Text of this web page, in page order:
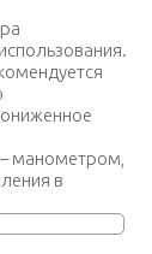
манометром,
в